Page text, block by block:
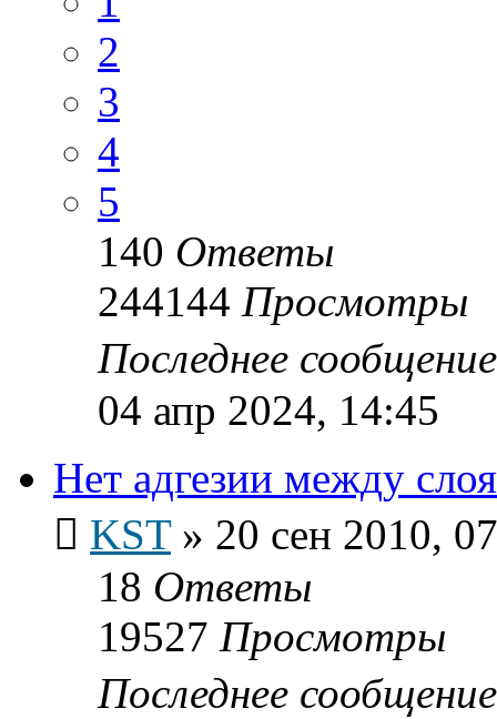
2
3
4
5
140 Ответы
244144 Просмотры
Последнее
04 апр 2024, 14:45
Нет адгезии между
KST» 20 сен 2010,
18 Ответы
19527 Просмотры
Последнее